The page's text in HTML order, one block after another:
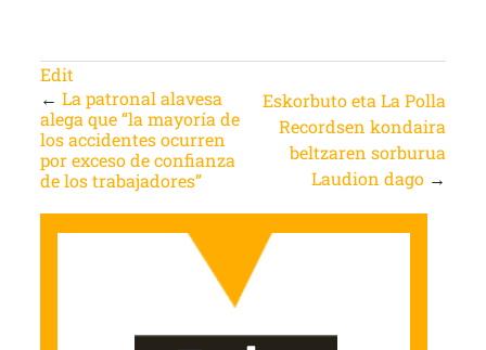
Edit
← La patronal alavesa
alega que “la mayoría de
los accidentes ocurren
por exceso de confianza
de los trabajadores”
Eskorbuto eta La Polla
Recordsen kondaira
beltzaren sorburua
Laudion dago →